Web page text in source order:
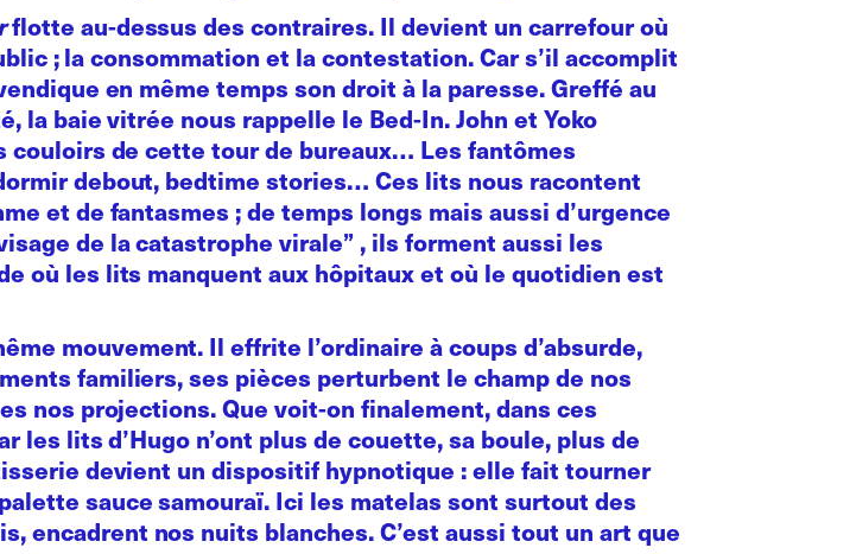
flotte au-dessus des contraires. Il devient un carrefour où
; la consommation et la contestation. Car s’il accomplit
en même temps son droit à la paresse. Greffé au
la baie vitrée nous rappelle le Bed-In. John et Yoko
couloirs de cette tour de bureaux… Les fantômes
debout, bedtime stories… Ces lits nous racontent
et de fantasmes ; de temps longs mais aussi d’urgence
de la catastrophe virale” , ils forment aussi les
où les lits manquent aux hôpitaux et où le quotidien est
mouvement. Il effrite l’ordinaire à coups d’absurde,
familiers, ses pièces perturbent le champ de nos
nos projections. Que voit-on finalement, dans ces
les lits d’Hugo n’ont plus de couette, sa boule, plus de
devient un dispositif hypnotique : elle fait tourner
sauce samouraï. Ici les matelas sont surtout des
encadrent nos nuits blanches. C’est aussi tout un art que